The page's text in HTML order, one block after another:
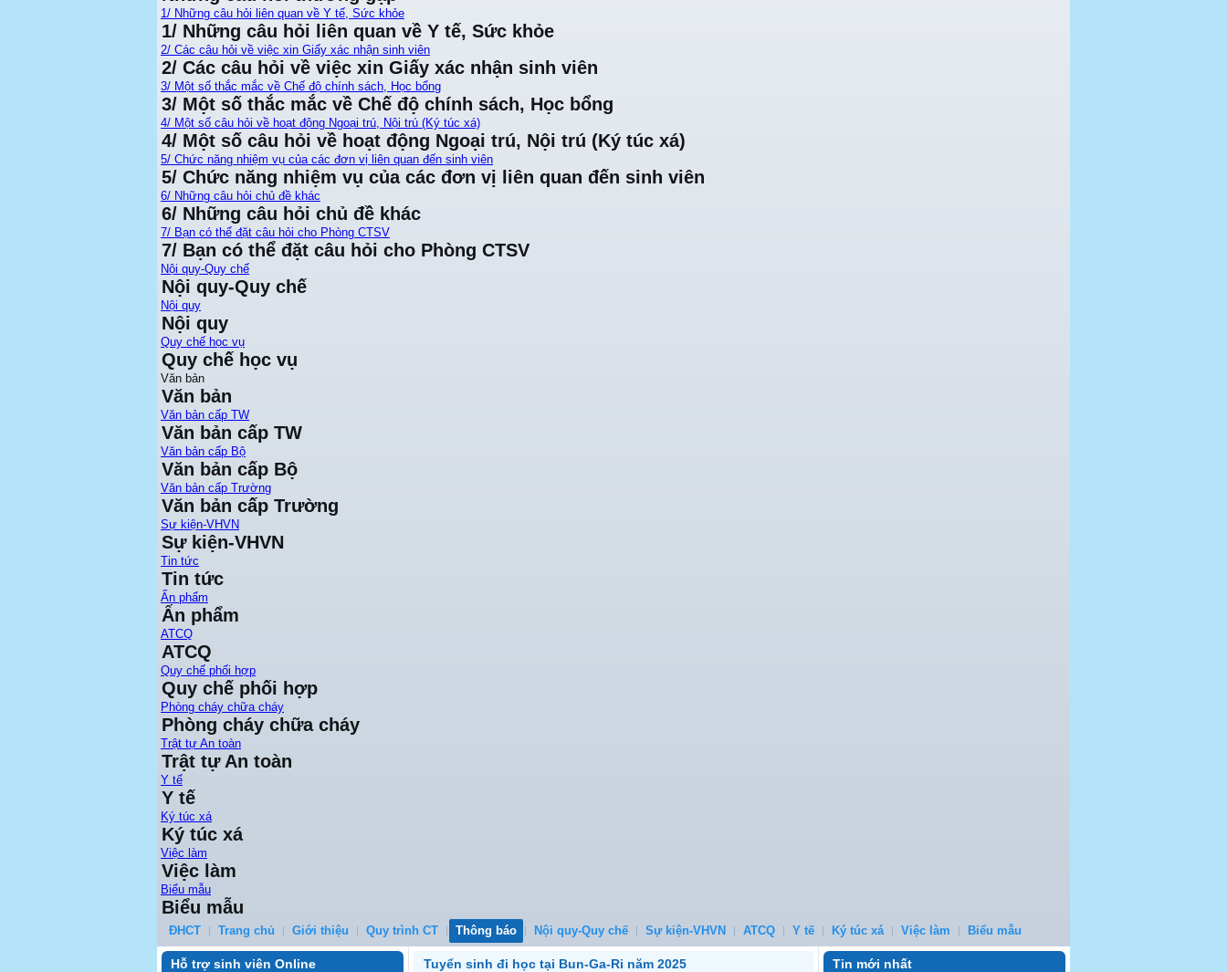
1/ Những câu hỏi liên quan về Y tế, Sức khỏe
1/ Những câu hỏi liên quan về Y tế, Sức khỏe
2/ Các câu hỏi về việc xin Giấy xác nhận sinh viên
2/ Các câu hỏi về việc xin Giấy xác nhận sinh viên
3/ Một số thắc mắc về Chế độ chính sách, Học bổng
3/ Một số thắc mắc về Chế độ chính sách, Học bổng
4/ Một số câu hỏi về hoạt động Ngoại trú, Nội trú (Ký túc xá)
4/ Một số câu hỏi về hoạt động Ngoại trú, Nội trú (Ký túc xá)
5/ Chức năng nhiệm vụ của các đơn vị liên quan đến sinh viên
5/ Chức năng nhiệm vụ của các đơn vị liên quan đến sinh viên
6/ Những câu hỏi chủ đề khác
6/ Những câu hỏi chủ đề khác
7/ Bạn có thể đặt câu hỏi cho Phòng CTSV
7/ Bạn có thể đặt câu hỏi cho Phòng CTSV
Nội quy-Quy chế
Nội quy-Quy chế
Nội quy
Nội quy
Quy chế học vụ
Quy chế học vụ
Văn bản
Văn bản
Văn bản cấp TW
Văn bản cấp TW
Văn bản cấp Bộ
Văn bản cấp Bộ
Văn bản cấp Trường
Văn bản cấp Trường
Sự kiện-VHVN
Sự kiện-VHVN
Tin tức
Tin tức
Ấn phẩm
Ấn phẩm
ATCQ
ATCQ
Quy chế phối hợp
Quy chế phối hợp
Phòng cháy chữa cháy
Phòng cháy chữa cháy
Trật tự An toàn
Trật tự An toàn
Y tế
Y tế
Ký túc xá
Ký túc xá
Việc làm
Việc làm
Biểu mẫu
Biểu mẫu
ĐHCT Trang chủ Giới thiệu Quy trình CT Thông báo Nội quy-Quy chế Sự kiện-VHVN ATCQ Y tế Ký túc xá Việc làm Biểu mẫu
Hỗ trợ sinh viên Online Tuyển sinh đi học tại Bun-Ga-Ri năm 2025 Tin mới nhất